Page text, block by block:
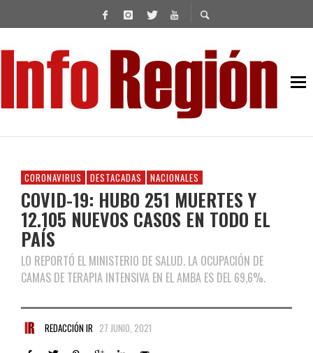
CORONAVIRUS DESTACADAS NACIONALES
COVID-19: HUBO 251 MUERTES Y
12.105 NUEVOS CASOS EN TODO EL
PAÍS
LO REPORTÓ EL MINISTERIO DE SALUD. LA OCUPACIÓN DE
CAMAS DE TERAPIA INTENSIVA EN EL AMBA ES DEL 69,6%.
REDACCIÓN IR 27 JUNIO, 2021